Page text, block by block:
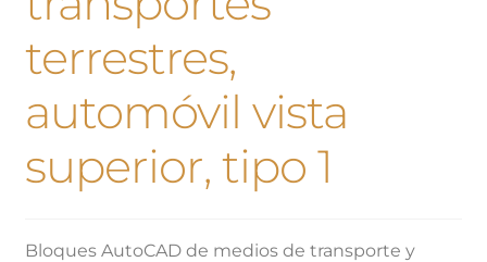
terrestres,
automóvil vista
superior, tipo 1
Bloques AutoCAD de medios de transporte y